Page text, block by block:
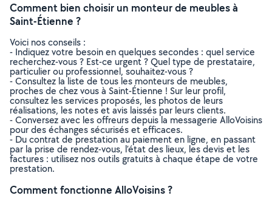
Comment bien choisir un monteur de meubles à
Saint-Étienne ?
Voici nos conseils :
- Indiquez votre besoin en quelques secondes : quel service
recherchez-vous ? Est-ce urgent ? Quel type de prestataire,
particulier ou professionnel, souhaitez-vous ?
- Consultez la liste de tous les monteurs de meubles,
proches de chez vous à Saint-Étienne ! Sur leur profil,
consultez les services proposés, les photos de leurs
réalisations, les notes et avis laissés par leurs clients.
- Conversez avec les offreurs depuis la messagerie AlloVoisins
pour des échanges sécurisés et efficaces.
- Du contrat de prestation au paiement en ligne, en passant
par la prise de rendez-vous, l’état des lieux, les devis et les
factures : utilisez nos outils gratuits à chaque étape de votre
prestation.
Comment fonctionne AlloVoisins ?